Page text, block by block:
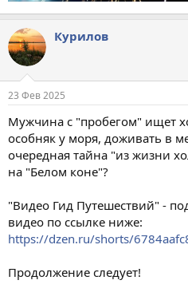
Курилов
23 Фев 2025
Мужчина с "пробегом" ищет
особняк у моря, доживать в
очередная тайна "из жизни
на "Белом коне"?
"Видео Гид Путешествий" -
видео по ссылке ниже:
https://dzen.ru/shorts/
Продолжение следует!